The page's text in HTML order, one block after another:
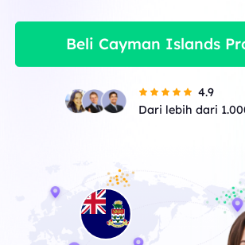
Beli Cayman Islands
4.9
Dari lebih dari